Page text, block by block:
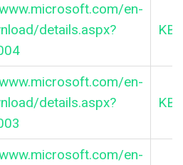
en-
details.aspx?
en-
details.aspx?
en-